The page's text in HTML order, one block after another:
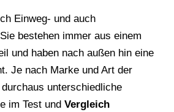
Einweg- und auch
Sie bestehen immer aus einem
und haben nach außen hin eine
Je nach Marke und Art der
unterschiedliche
im Test und Vergleich